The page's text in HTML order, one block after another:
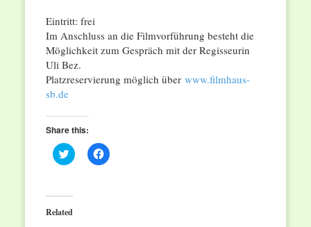
Eintritt: frei
Im Anschluss an die Filmvorführung besteht die
Möglichkeit zum Gespräch mit der Regisseurin
Uli Bez.
Platzreservierung möglich über www.filmhaus-
sb.de
Share this:
Click
to
(Opens
in
new
Click
to
Related